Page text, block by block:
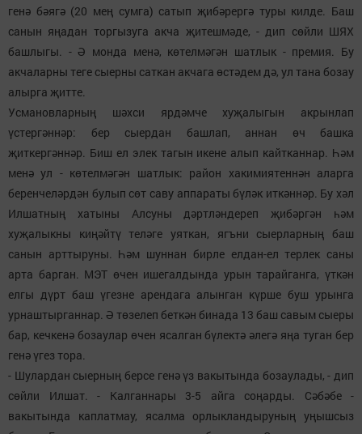
генә бәягә (20 мең сумга) сатып җибәрергә туры килде. Баш
санын яңадан торгызуга акча җитешмәде, - дип сөйли ШЯХ
башлыгы. - Ә монда менә, көтелмәгән шатлык - премия. Бу
акчаларны теге сыерны саткан акчага өстәдем дә, ул тана бозау
алырга җитте.
Усмановларның шәхси ярдәмче хуҗалыгын акрынлап
үстергәннәр: бер сыердан башлап, аннан өч башка
җиткергәннәр. Биш ел элек тагын икене алып кайтканнар. Һәм
менә ул - көтелмәгән шатлык: район хакимиятеннән аларга
беренчеләрдән булып сөт саву аппараты бүләк иткәннәр. Бу хәл
Илшатның хатыны Алсуны дәртләндереп җибәргән һәм
хуҗалыкны киңәйтү теләге уяткан, ягъни сыерларның баш
санын арттыруны. Һәм шуннан бирле елдан-ел терлек саны
арта барган. МЭТ өчен ишегалдында урын тарайганга, үткән
елгы дүрт баш үгезне арендага алынган күрше буш урынга
урнаштырганнар. Ә төзелеп беткән бинада 13 баш савым сыеры
бар, кечкенә бозаулар өчен ясалган бүлектә әлегә яңа туган бер
генә үгез тора.
- Шулардан сыерның берсе генә үз вакытында бозаулады, - дип
сөйли Илшат. - Калганнары 3-5 айга соңарды. Сәбәбе -
вакытында каплатмау, ясалма орлыкландыруның уңышсыз